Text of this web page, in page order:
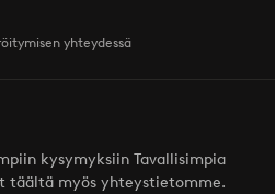
yhteydessä
kysymyksiin Tavallisimpia
täältä myös yhteystietomme.